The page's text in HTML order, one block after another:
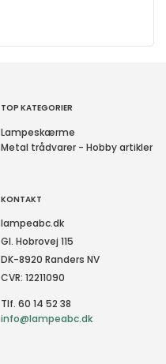
TOP KATEGORIER
Lampeskærme
Metal trådvarer - Hobby artikler
KONTAKT
lampeabc.dk
Gl. Hobrovej 115
DK-8920 Randers NV
CVR: 12211090
Tlf. 60 14 52 38
info@lampeabc.dk